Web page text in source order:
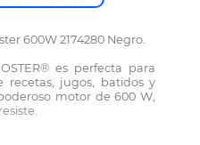
600W 2174280 Negro.
es perfecta para
jugos, batidos y
motor de 600 W,